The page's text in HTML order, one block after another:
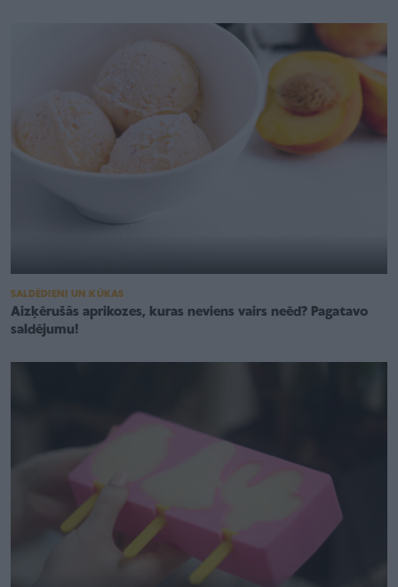
SALDĒDIENI UN KŪKAS
Aizķērušās aprikozes, kuras neviens vairs neēd? Pagatavo
saldējumu!